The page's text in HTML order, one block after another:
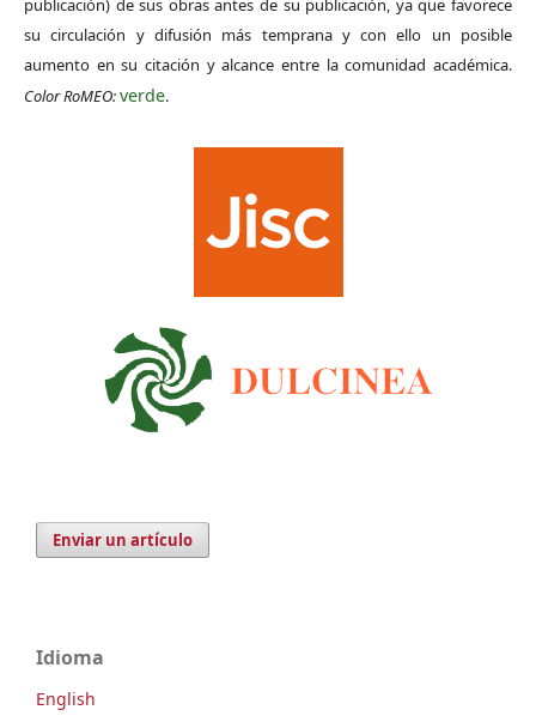
publicación) de sus obras antes de su publicación, ya que favorece
su circulación y difusión más temprana y con ello un posible
aumento en su citación y alcance entre la comunidad académica.
Color RoMEO:verde.
Enviar un artículo
Idioma
English